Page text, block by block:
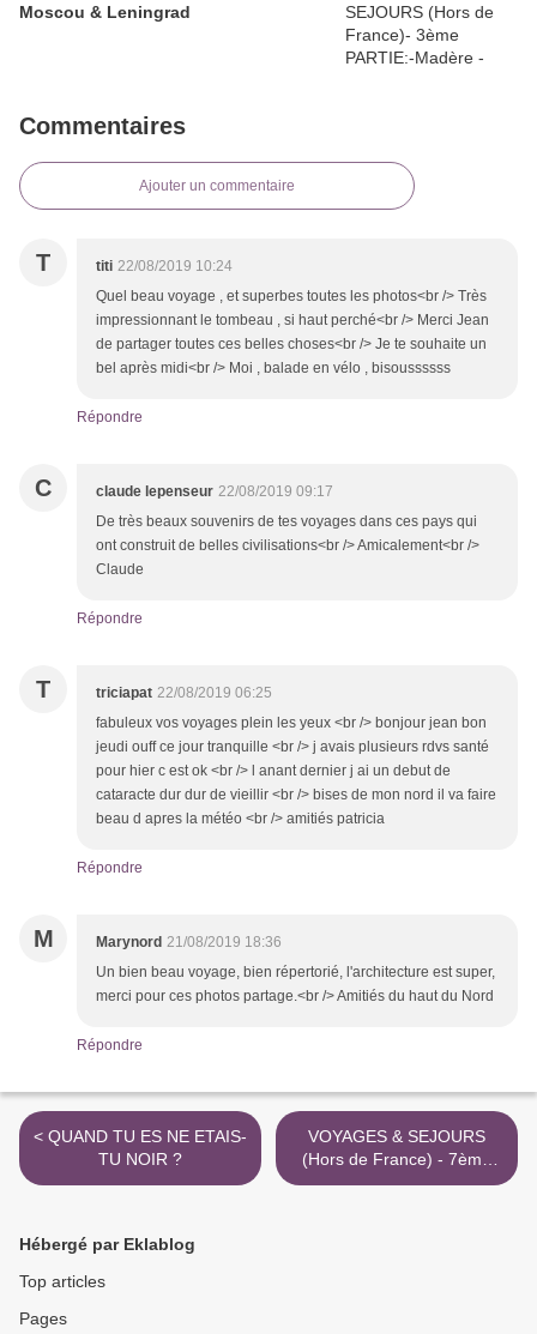
Moscou & Leningrad
Commentaires
Ajouter un commentaire
T titi 22/08/2019 10:24
Quel beau voyage , et superbes toutes les photos<br /> Très
impressionnant le tombeau , si haut perché<br /> Merci Jean
de partager toutes ces belles choses<br /> Je te souhaite un
bel après midi<br /> Moi , balade en vélo , bisoussssss
Répondre
C claude lepenseur 22/08/2019 09:17
De très beaux souvenirs de tes voyages dans ces pays qui
ont construit de belles civilisations<br /> Amicalement<br />
Claude
Répondre
T triciapat 22/08/2019 06:25
fabuleux vos voyages plein les yeux <br /> bonjour jean bon
jeudi ouff ce jour tranquille <br /> j avais plusieurs rdvs santé
pour hier c est ok <br /> l anant dernier j ai un debut de
cataracte dur dur de vieillir <br /> bises de mon nord il va faire
beau d apres la météo <br /> amitiés patricia
Répondre
M Marynord 21/08/2019 18:36
Un bien beau voyage, bien répertorié, l'architecture est super,
merci pour ces photos partage.<br /> Amitiés du haut du Nord
Répondre
< QUAND TU ES NE ETAIS-
TU NOIR ?
VOYAGES & SEJOURS
(Hors de France) - 7ème
PARTIE - LA CRÊTE- LA
Hébergé par Eklablog
Top articles
Pages